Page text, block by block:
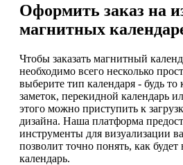
Оформить заказ на
магнитных
Чтобы заказать магнитный
необходимо всего несколько
выберите тип календаря - будь то
заметок, перекидной календарь
этого можно приступить к
дизайна. Наша платформа
инструменты для визуализации
позволит точно понять, как
календарь.